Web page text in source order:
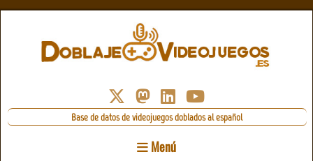
Base de datos de videojuegos doblados al español
Menú